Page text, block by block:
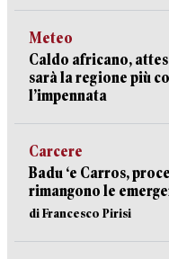
Meteo
Caldo africano,
sarà la regione più
l’impennata
Carcere
Badu ‘e Carros,
rimangono le
di Francesco Pirisi